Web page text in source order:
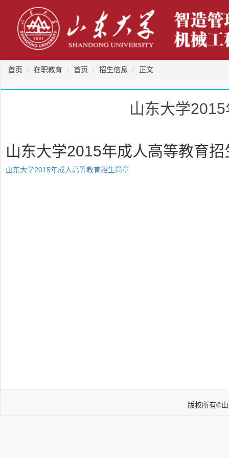
首页 在职教育 首页 招生信息 正文
山东大学
山东大学2015年成人高等教育招
山东大学2015年成人高等教育招生简章
版权所有©